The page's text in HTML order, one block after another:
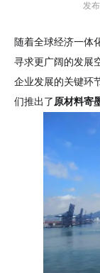
发
随着全球经济一体
寻求更广阔的发展
企业发展的关键环
们推出了 原材料寄